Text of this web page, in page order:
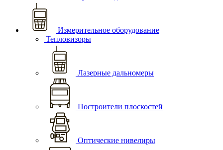
Измерительное оборудование
Тепловизоры
Лазерные дальномеры
Построители плоскостей
Оптические нивелиры